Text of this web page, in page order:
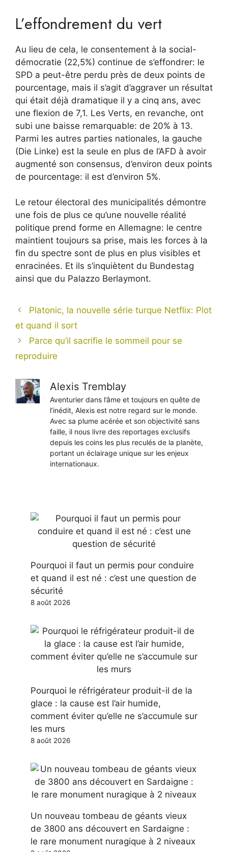
L’effondrement du vert
Au lieu de cela, le consentement à la social-
démocratie (22,5%) continue de s’effondrer: le
SPD a peut-être perdu près de deux points de
pourcentage, mais il s’agit d’aggraver un résultat
qui était déjà dramatique il y a cinq ans, avec
une flexion de 7,1. Les Verts, en revanche, ont
subi une baisse remarquable: de 20% à 13.
Parmi les autres parties nationales, la gauche
(Die Linke) est la seule en plus de l’AFD à avoir
augmenté son consensus, d’environ deux points
de pourcentage: il est d’environ 5%.
Le retour électoral des municipalités démontre
une fois de plus ce qu’une nouvelle réalité
politique prend forme en Allemagne: le centre
maintient toujours sa prise, mais les forces à la
fin du spectre sont de plus en plus visibles et
enracinées. Et ils s’inquiètent du Bundestag
ainsi que du Palazzo Berlaymont.
Platonic, la nouvelle série turque Netflix: Plot
et quand il sort
Parce qu’il sacrifie le sommeil pour se
reproduire
Alexis Tremblay
Aventurier dans l’âme et toujours en quête de
l’inédit, Alexis est notre regard sur le monde.
Avec sa plume acérée et son objectivité sans
faille, il nous livre des reportages exclusifs
depuis les coins les plus reculés de la planète,
portant un éclairage unique sur les enjeux
internationaux.
Pourquoi il faut un permis pour conduire
et quand il est né : c’est une question de
sécurité
8 août 2026
Pourquoi le réfrigérateur produit-il de la
glace : la cause est l’air humide,
comment éviter qu’elle ne s’accumule sur
les murs
8 août 2026
Un nouveau tombeau de géants vieux
de 3800 ans découvert en Sardaigne :
le rare monument nuragique à 2 niveaux